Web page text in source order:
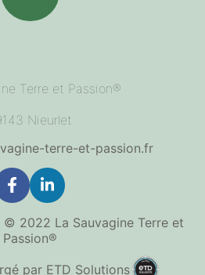
Terre et Passion®
Nieurlet
terre-et-passion.fr
© 2022 La Sauvagine Terre et
Passion®
par l'agence
ETD Solutions